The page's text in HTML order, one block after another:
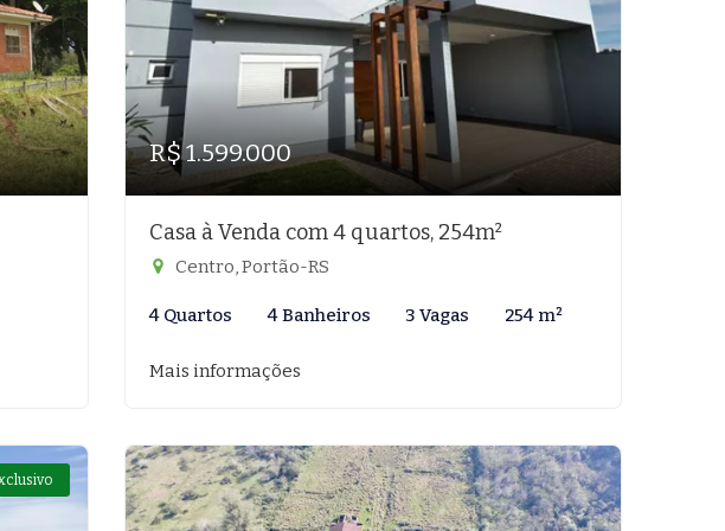
R$ 1.599.000
Casa à Venda com 4 quartos, 254m²
Centro, Portão-RS
4 Quartos 4 Banheiros 3 Vagas 254 m²
Mais informações